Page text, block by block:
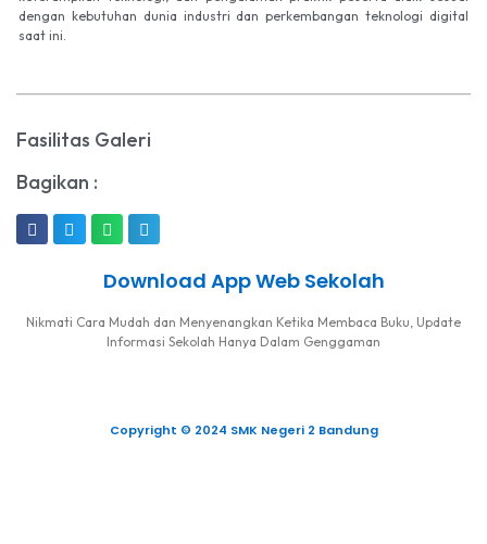
dengan kebutuhan dunia industri dan perkembangan teknologi digital
saat ini.
Fasilitas Galeri
Bagikan :
Download App Web Sekolah
Nikmati Cara Mudah dan Menyenangkan Ketika Membaca Buku, Update
Informasi Sekolah Hanya Dalam Genggaman
Copyright © 2024 SMK Negeri 2 Bandung